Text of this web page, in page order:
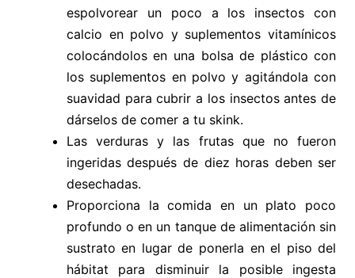
espolvorear un poco a los insectos con
calcio en polvo y suplementos vitamínicos
colocándolos en una bolsa de plástico con
los suplementos en polvo y agitándola con
suavidad para cubrir a los insectos antes de
dárselos de comer a tu skink.
Las verduras y las frutas que no fueron
ingeridas después de diez horas deben ser
desechadas.
Proporciona la comida en un plato poco
profundo o en un tanque de alimentación sin
sustrato en lugar de ponerla en el piso del
hábitat para disminuir la posible ingesta